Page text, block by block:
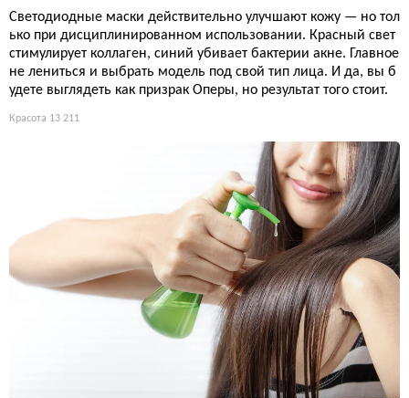
Светодиодные маски действительно улучшают кожу — но тол
ько при дисциплинированном использовании. Красный свет
стимулирует коллаген, синий убивает бактерии акне. Главное
не лениться и выбрать модель под свой тип лица. И да, вы б
удете выглядеть как призрак Оперы, но результат того стоит.
Красота 13 211